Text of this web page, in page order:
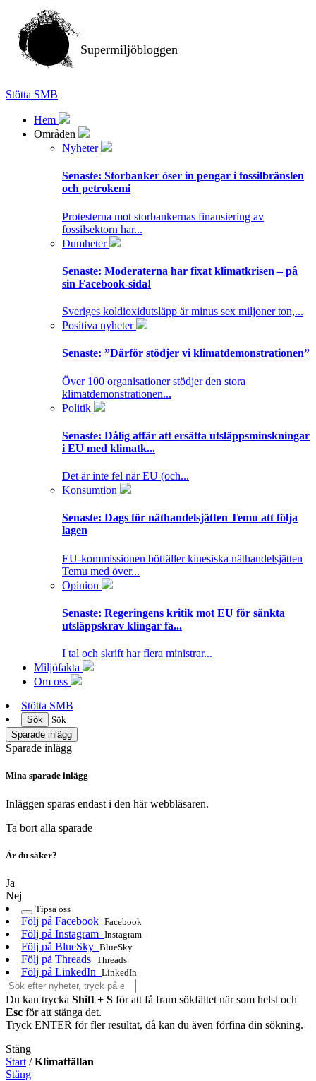
Supermiljöbloggen
Stötta SMB
Hem
Områden
Nyheter
Senaste: Storbanker öser in pengar i fossilbränslen
och petrokemi
Protesterna mot storbankernas finansiering av
fossilsektorn har...
Dumheter
Senaste: Moderaterna har fixat klimatkrisen – på
sin Facebook-sida!
Sveriges koldioxidutsläpp är minus sex miljoner ton,...
Positiva nyheter
Senaste: ”Därför stödjer vi klimatdemonstrationen”
Över 100 organisationer stödjer den stora
klimatdemonstrationen...
Politik
Senaste: Dålig affär att ersätta utsläppsminskningar
i EU med klimatk...
Det är inte fel när EU (och...
Konsumtion
Senaste: Dags för näthandelsjätten Temu att följa
lagen
EU-kommissionen bötfäller kinesiska näthandelsjätten
Temu med över...
Opinion
Senaste: Regeringens kritik mot EU för sänkta
utsläppskrav klingar fa...
I tal och skrift har flera ministrar...
Miljöfakta
Om oss
Stötta SMB
Sök
Sök
Sparade inlägg
Sparade inlägg
Mina sparade inlägg
Inläggen sparas endast i den här webbläsaren.
Ta bort alla sparade
Är du säker?
Ja
Nej
Tipsa oss
Följ på Facebook Facebook
Följ på Instagram Instagram
Följ på BlueSky BlueSky
Följ på Threads Threads
Följ på LinkedIn LinkedIn
Du kan trycka Shift + S för att få fram sökfältet när som helst och
Esc för att stänga det.
Tryck ENTER för fler resultat, då kan du även förfina din sökning.
Stäng
Start /Klimatfällan
Stäng